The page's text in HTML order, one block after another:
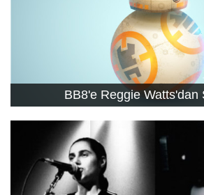
BB8'e Reggie Watts'dan